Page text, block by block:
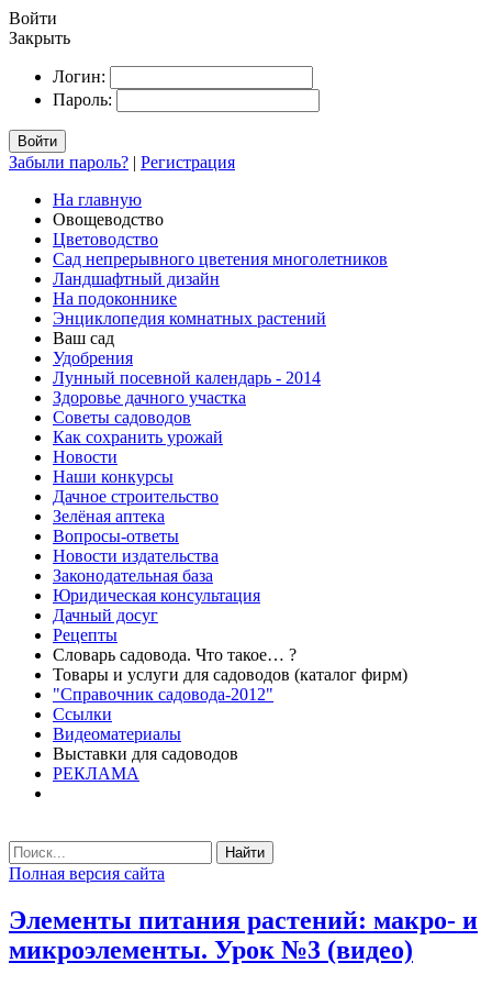
Войти
Закрыть
Логин:
Пароль:
Войти
Забыли пароль? | Регистрация
На главную
Овощеводство
Цветоводство
Сад непрерывного цветения многолетников
Ландшафтный дизайн
На подоконнике
Энциклопедия комнатных растений
Ваш сад
Удобрения
Лунный посевной календарь - 2014
Здоровье дачного участка
Советы садоводов
Как сохранить урожай
Новости
Наши конкурсы
Дачное строительство
Зелёная аптека
Вопросы-ответы
Новости издательства
Законодательная база
Юридическая консультация
Дачный досуг
Рецепты
Словарь садовода. Что такое… ?
Товары и услуги для садоводов (каталог фирм)
"Справочник садовода-2012"
Ссылки
Видеоматериалы
Выставки для садоводов
РЕКЛАМА
Найти
Полная версия сайта
Элементы питания растений: макро- и
микроэлементы. Урок №3 (видео)